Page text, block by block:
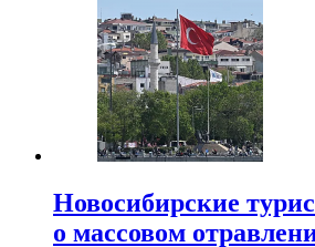
Новосибирские
о массовом